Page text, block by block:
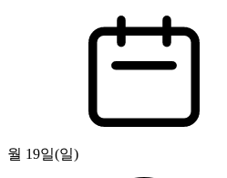
월 19일(일)